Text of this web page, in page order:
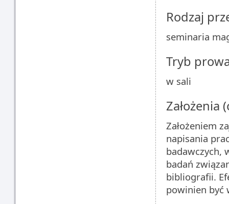
Rodzaj
seminaria
Tryb
w sali
Założenia
Założeniem
napisania
badawczych,
badań
bibliografii.
powinien być